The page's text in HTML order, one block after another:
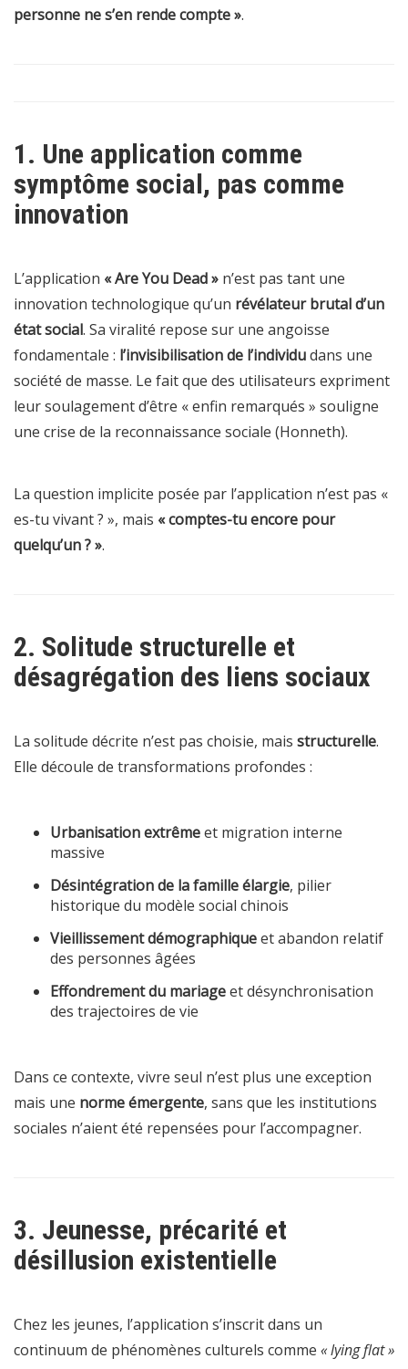
personne ne s’en rende compte ».
1. Une application comme
symptôme social, pas comme
innovation
L’application « Are You Dead » n’est pas tant une
innovation technologique qu’un révélateur brutal d’un
état social. Sa viralité repose sur une angoisse
fondamentale : l’invisibilisation de l’individudans une
société de masse. Le fait que des utilisateurs expriment
leur soulagement d’être « enfin remarqués » souligne
une crise de la reconnaissance sociale (Honneth).
La question implicite posée par l’application n’est pas «
es-tu vivant ? », mais « comptes-tu encore pour
quelqu’un ? ».
2. Solitude structurelle et
désagrégation des liens sociaux
La solitude décrite n’est pas choisie, mais structurelle.
Elle découle de transformations profondes :
Urbanisation extrêmeet migration interne
massive
Désintégration de la famille élargie, pilier
historique du modèle social chinois
Vieillissement démographiqueet abandon relatif
des personnes âgées
Effondrement du mariageet désynchronisation
des trajectoires de vie
Dans ce contexte, vivre seul n’est plus une exception
mais une norme émergente, sans que les institutions
sociales n’aient été repensées pour l’accompagner.
3. Jeunesse, précarité et
désillusion existentielle
Chez les jeunes, l’application s’inscrit dans un
continuum de phénomènes culturels comme « lying flat »